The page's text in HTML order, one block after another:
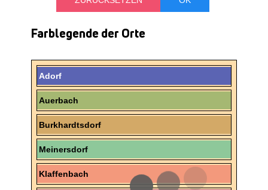
Farblegende der Orte
Adorf
Auerbach
Burkhardtsdorf
Meinersdorf
Klaffenbach